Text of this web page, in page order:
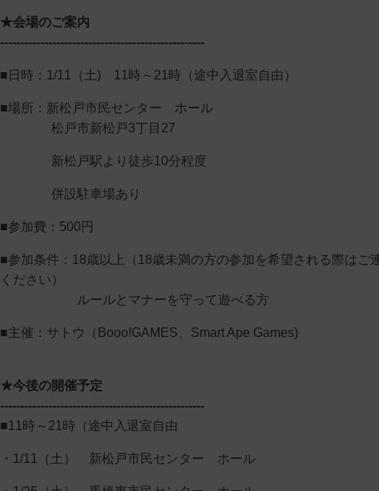
★会場のご案内
---------------------------------------------------
■日時：1/11（土) 11時～21時（途中入退室自由）
■場所：新松戸市民センター ホール
松戸市新松戸3丁目27
新松戸駅より徒歩10分程度
併設駐車場あり
■参加費：500円
■参加条件：18歳以上（18歳未満の方の参加を希望される際はご
ください）
ルールとマナーを守って遊べる方
■主催：サトウ（Booo!GAMES、Smart Ape Games)
★今後の開催予定
---------------------------------------------------
■11時～21時（途中入退室自由
・1/11（土） 新松戸市民センター ホール